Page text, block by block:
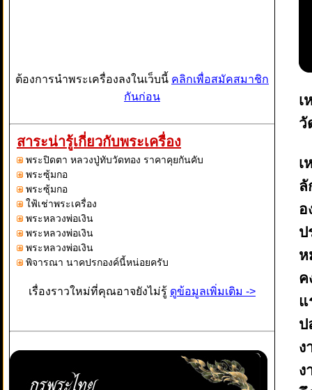
ต้องการนำพระเครื่องลงในเว็บนี้ คลิกเพื่อสมัคสมาชิก
กันก่อน
สาระน่ารู้เกี่ยวกับพระเครื่อง
พระปิดตา หลวงปู่ทับวัดทอง ราคาคุยกันคับ
พระซุ้มกอ
พระซุ้มกอ
ใฟ้เช่าพระเครื่อง
พระหลวงพ่อเงิน
พระหลวงพ่อเงิน
พระหลวงพ่อเงิน
พิจารณา นาคปรกองค์นี้หน่อยครับ
เรื่องราวใหม่ที่คุณอาจยังไม่รู้ ดูข้อมูลเพิ่มเติม ->
เ
วั
เ
ลั
อ
ป
ห
ค
แ
ป
ง
ง